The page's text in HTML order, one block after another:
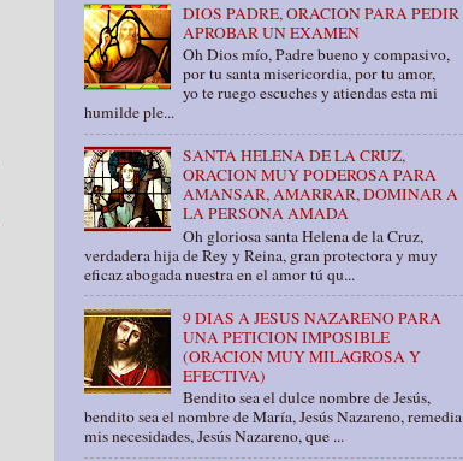
DIOS PADRE, ORACION PARA PEDIR
APROBAR UN EXAMEN
Oh Dios mío, Padre bueno y compasivo,
por tu santa misericordia, por tu amor,
yo te ruego escuches y atiendas esta mi
humilde ple...
SANTA HELENA DE LA CRUZ,
ORACION MUY PODEROSA PARA
AMANSAR, AMARRAR, DOMINAR A
LA PERSONA AMADA
Oh gloriosa santa Helena de la Cruz,
verdadera hija de Rey y Reina, gran protectora y muy
eficaz abogada nuestra en el amor tú qu...
9 DIAS A JESUS NAZARENO PARA
UNA PETICION IMPOSIBLE
(ORACION MUY MILAGROSA Y
EFECTIVA)
Bendito sea el dulce nombre de Jesús,
bendito sea el nombre de María, Jesús Nazareno, remedia
mis necesidades, Jesús Nazareno, que ...